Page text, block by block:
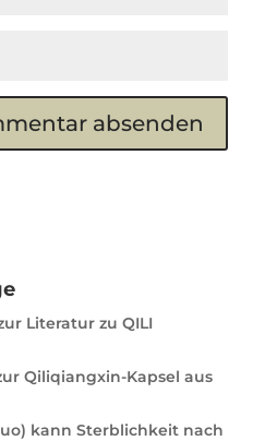
Literatur zu QILI
Qiliqiangxin-Kapsel aus
kann Sterblichkeit nach